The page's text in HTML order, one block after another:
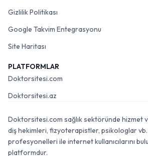
Gizlilik Politikası
Google Takvim Entegrasyonu
Site Haritası
PLATFORMLAR
Doktorsitesi.com
Doktorsitesi.az
Doktorsitesi.com sağlık sektöründe hizmet
diş hekimleri, fizyoterapistler, psikologlar vb.
profesyonelleri ile internet kullanıcılarını
platformdur.